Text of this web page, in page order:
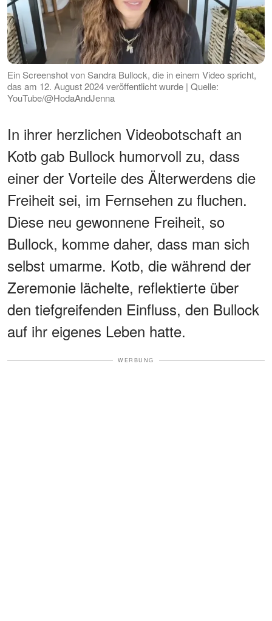
Ein Screenshot von Sandra Bullock, die in einem Video spricht,
das am 12. August 2024 veröffentlicht wurde | Quelle:
YouTube/@HodaAndJenna
In ihrer herzlichen Videobotschaft an
Kotb gab Bullock humorvoll zu, dass
einer der Vorteile des Älterwerdens die
Freiheit sei, im Fernsehen zu fluchen.
Diese neu gewonnene Freiheit, so
Bullock, komme daher, dass man sich
selbst umarme. Kotb, die während der
Zeremonie lächelte, reflektierte über
den tiefgreifenden Einfluss, den Bullock
auf ihr eigenes Leben hatte.
WERBUNG